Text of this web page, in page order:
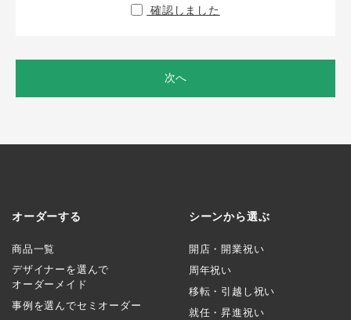
確認しました
次へ
オーダーする
商品一覧
デザイナーを選んで
オーダーメイド
事例を選んでセミオーダー
シーンから選ぶ
開店・開業祝い
周年祝い
移転・引越し祝い
就任・昇進祝い